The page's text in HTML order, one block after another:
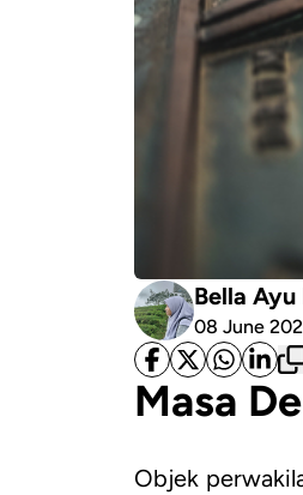
Bella
08 June
Masa
Objek